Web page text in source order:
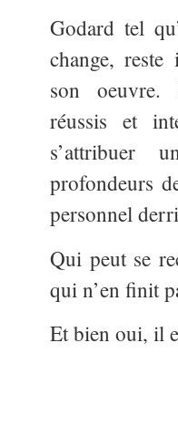
Godard tel
change,
son oeuvre.
réussis et
s’attribuer
profondeurs
personnel
Qui peut se
qui n’en finit
Et bien oui, il